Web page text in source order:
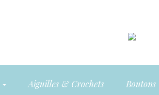
Aiguilles & Crochets Boutons